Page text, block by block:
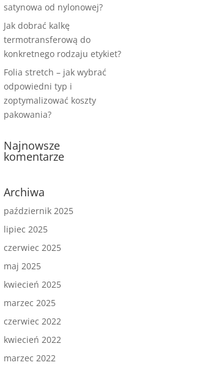
satynowa od nylonowej?
Jak dobrać kalkę
termotransferową do
konkretnego rodzaju etykiet?
Folia stretch – jak wybrać
odpowiedni typ i
zoptymalizować koszty
pakowania?
Najnowsze
komentarze
Archiwa
październik 2025
lipiec 2025
czerwiec 2025
maj 2025
kwiecień 2025
marzec 2025
czerwiec 2022
kwiecień 2022
marzec 2022